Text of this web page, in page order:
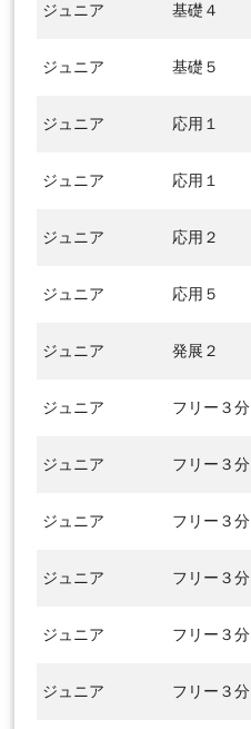
ジュニア 基礎４
ジュニア 基礎５
ジュニア 応用１
ジュニア 応用１
ジュニア 応用２
ジュニア 応用５
ジュニア 発展２
ジュニア フリー３分
ジュニア フリー３分
ジュニア フリー３分
ジュニア フリー３分
ジュニア フリー３分
ジュニア フリー３分